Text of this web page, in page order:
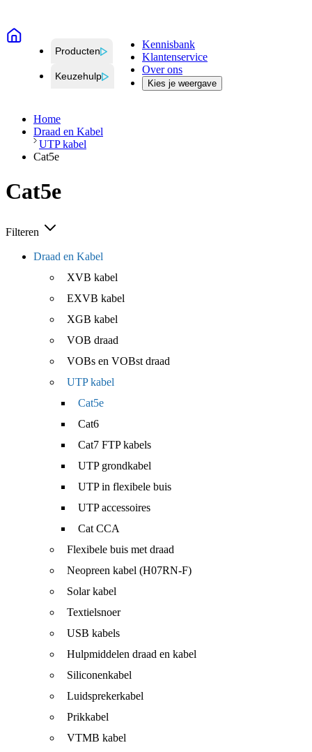
Producten
Keuzehulp
Kennisbank
Klantenservice
Over ons
Kies je weergave
Home
Draad en Kabel
UTP kabel
Cat5e
Cat5e
Filteren
Draad en Kabel
XVB kabel
EXVB kabel
XGB kabel
VOB draad
VOBs en VOBst draad
UTP kabel
Cat5e
Cat6
Cat7 FTP kabels
UTP grondkabel
UTP in flexibele buis
UTP accessoires
Cat CCA
Flexibele buis met draad
Neopreen kabel (H07RN-F)
Solar kabel
Textielsnoer
USB kabels
Hulpmiddelen draad en kabel
Siliconenkabel
Luidsprekerkabel
Prikkabel
VTMB kabel